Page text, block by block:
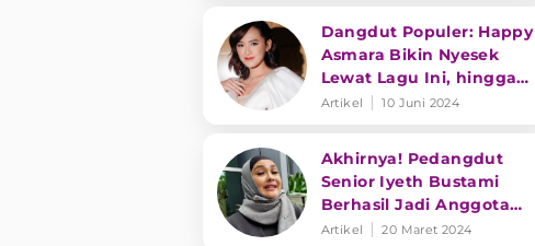
Dangdut Populer: Happy
Asmara Bikin Nyesek
Lewat Lagu Ini, hingga
Iyeth Bustami Pakai
Artikel 10 Juni 2024
Akhirnya! Pedangdut
Senior Iyeth Bustami
Berhasil Jadi Anggota
DPR Usai 2 Kali Gagal
Artikel 20 Maret 2024